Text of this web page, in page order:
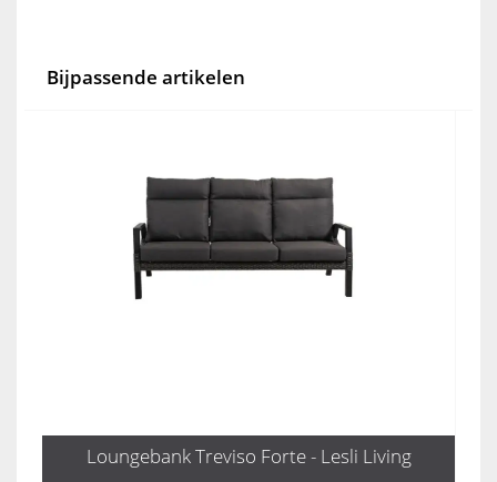
Bijpassende artikelen
Loungebank Treviso Forte - Lesli Living